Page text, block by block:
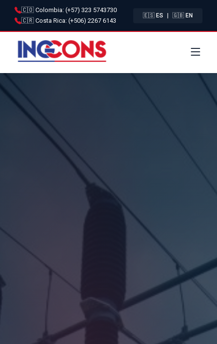
🇨🇴 Colombia: (+57) 323 5743730
🇨🇷 Costa Rica: (+506) 2267 6143
🇪🇸 ES | 🇬🇧 EN